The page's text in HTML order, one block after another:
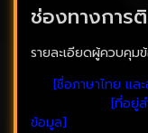
ช่องทางการ
รายละเอียดผู้ควบคุม
[ชื่อภาษาไทย แล
[ที่อยู่
ข้อมูล]